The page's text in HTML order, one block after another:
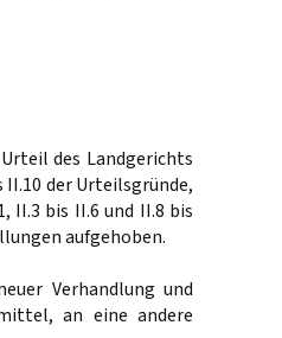
des Landgerichts
II.10 der Urteilsgründe,
II.3 bis II.6 und II.8 bis
aufgehoben.
Verhandlung und
an eine andere